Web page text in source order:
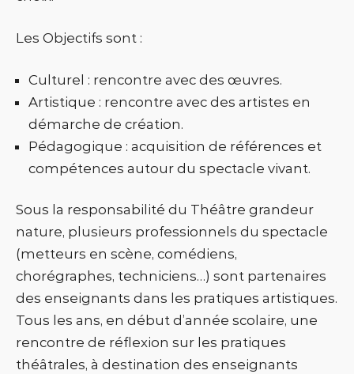
Les Objectifs sont :
Culturel : rencontre avec des œuvres.
Artistique : rencontre avec des artistes en
démarche de création.
Pédagogique : acquisition de références et
compétences autour du spectacle vivant.
Sous la responsabilité du Théâtre grandeur
nature, plusieurs professionnels du spectacle
(metteurs en scène, comédiens,
chorégraphes, techniciens…) sont partenaires
des enseignants dans les pratiques artistiques.
Tous les ans, en début d’année scolaire, une
rencontre de réflexion sur les pratiques
théâtrales, à destination des enseignants